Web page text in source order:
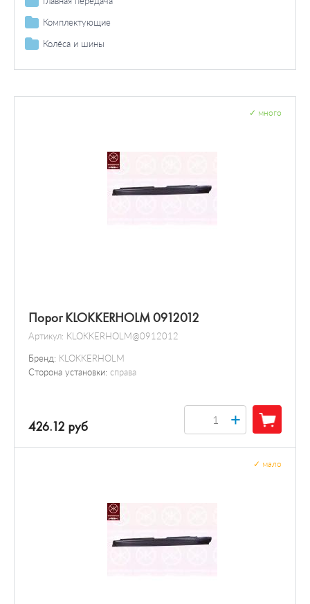
Порог KLOKKERHOLM 0912012
Артикул: KLOKKERHOLM@0912012
Бренд: KLOKKERHOLM
Сторона установки: справа
много
426.12 руб +
мало
Дифференциал
Комплектующие
Багажник / пространство для груза
Колёса и шины